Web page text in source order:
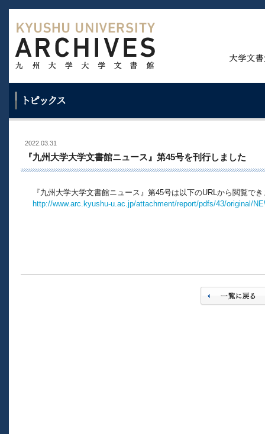
2022.03.31
『九州大学大学文書館ニュース』第45号を刊行しました
『九州大学大学文書館ニュース』第45号は以下のURLから閲覧で
http://www.arc.kyushu-u.ac.jp/attachment/report/pdfs/43/original/